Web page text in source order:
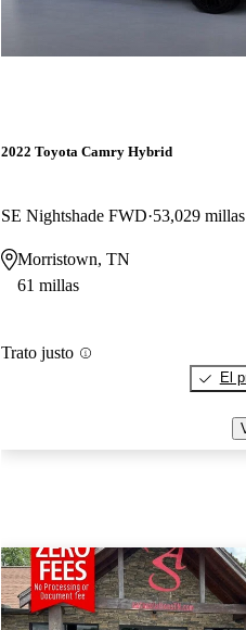
2022 Toyota Camry Hybrid
SE Nightshade FWD 53,029 millas
Morristown, TN
61 millas
Trato justo
El